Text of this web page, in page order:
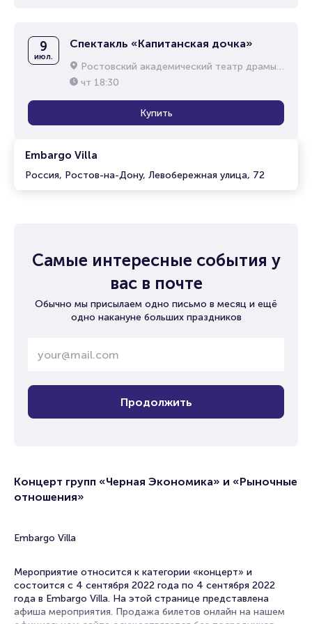
Embargo Villa
Россия, Ростов-на-Дону, Левобережная улица, 72
9
июл.
Спектакль «Капитанская дочка»
Ростовский академический театр драмы им. М.Горького
чт 18:30
Купить
Самые интересные события у
вас в почте
Обычно мы присылаем одно письмо в месяц и ещё
одно накануне больших праздников
Продолжить
Концерт групп «Черная Экономика» и «Рыночные
отношения»
Embargo Villa
Мероприятие относится к категории «концерт» и
состоится с 4 сентября 2022 года по 4 сентября 2022
года в Embargo Villa. На этой странице представлена
афиша мероприятия. Продажа билетов онлайн на нашем